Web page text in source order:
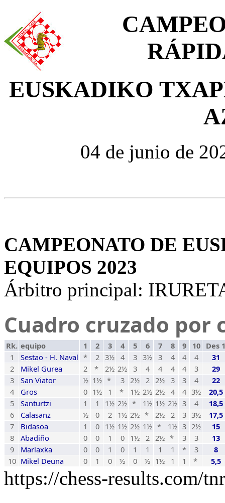
EUSKADIKO
04 de junio de
CAMPEONATO DE
EQUIPOS 2023
Árbitro principal:
Cuadro cruzado por
Rk. equipo 1 2 3 4 5 6 7 8 9 10
Des
1
Sestao - H. Naval * 2 3½ 4 3 3½ 3 4 4 4
31
2
Mikel Gurea 2 * 2½ 2½ 3 4 4 4 4 3
29
3
San Viator ½ 1½ * 3 2½ 2 2½ 3 3 4
22
4
Gros 0 1½ 1 * 1½ 2½ 2½ 4 4 3½
20,5
5
Santurtzi 1 1 1½ 2½ * 1½ 1½ 2½ 3 4
18,5
6
Calasanz ½ 0 2 1½ 2½ * 2½ 2 3 3½
17,5
7
Bidasoa 1 0 1½ 1½ 2½ 1½ * 1½ 3 2½
15
8
Abadiño 0 0 1 0 1½ 2 2½ * 3 3
13
9
Marlaxka 0 0 1 0 1 1 1 1 * 3
8
10 Mikel Deuna 0 1 0 ½ 0 ½ 1½ 1 1 * 5,5
https://chess-results.com/